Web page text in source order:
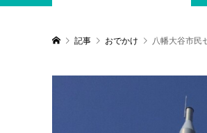
記事 おでかけ 八幡大谷市民